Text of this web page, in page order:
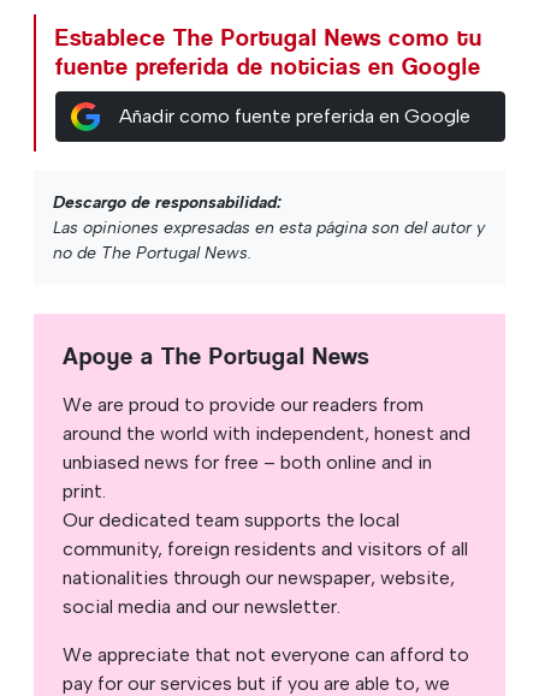
Establece The Portugal News como tu
fuente preferida de noticias en Google
Añadir como fuente preferida en Google
Descargo de responsabilidad:
Las opiniones expresadas en esta página son del autor y
no de The Portugal News.
Apoye a The Portugal News
We are proud to provide our readers from
around the world with independent, honest and
unbiased news for free – both online and in
print.
Our dedicated team supports the local
community, foreign residents and visitors of all
nationalities through our newspaper, website,
social media and our newsletter.
We appreciate that not everyone can afford to
pay for our services but if you are able to, we